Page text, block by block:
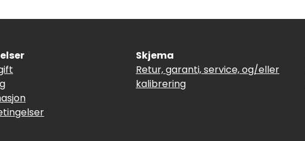
Skjema
Retur, garanti, service, og/eller
kalibrering